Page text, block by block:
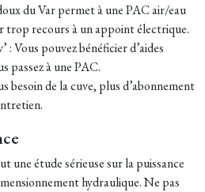
du Var permet à une PAC air/eau
trop recours à un appoint électrique.
Vous pouvez bénéficier d’aides
passez à une PAC.
besoin de la cuve, plus d’abonnement
une étude sérieuse sur la puissance
hydraulique. Ne pas